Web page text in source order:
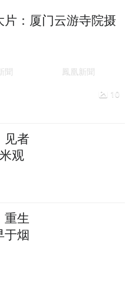
：厦门云游寺院摄
10
见者
观
重生
于烟